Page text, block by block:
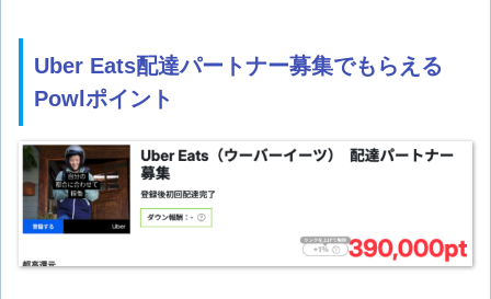
Uber Eats配達パートナー募集でもらえる
Powlポイント